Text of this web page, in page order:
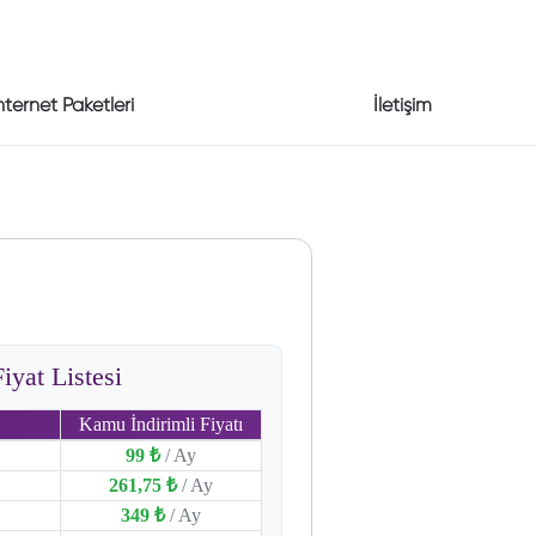
Paketleri İletişim
Listesi
Kamu İndirimli Fiyatı
99 ₺ / Ay
261,75 ₺ / Ay
349 ₺ / Ay